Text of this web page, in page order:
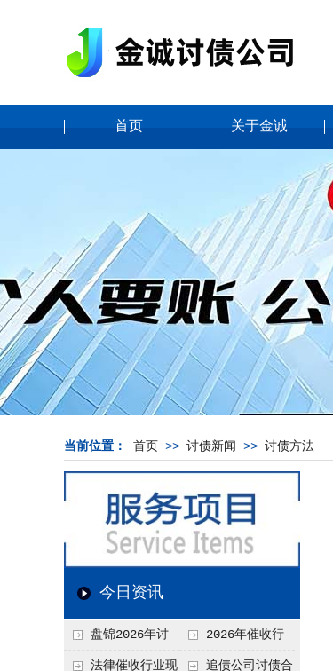
首页 关于金诚
当前位置： 首页 >> 讨债新闻 >> 讨债方法
今日资讯
盘锦2026年讨
债新趋势
2026年催收行
业发展现状、竞争格
法律催收行业现 追债公司讨债合